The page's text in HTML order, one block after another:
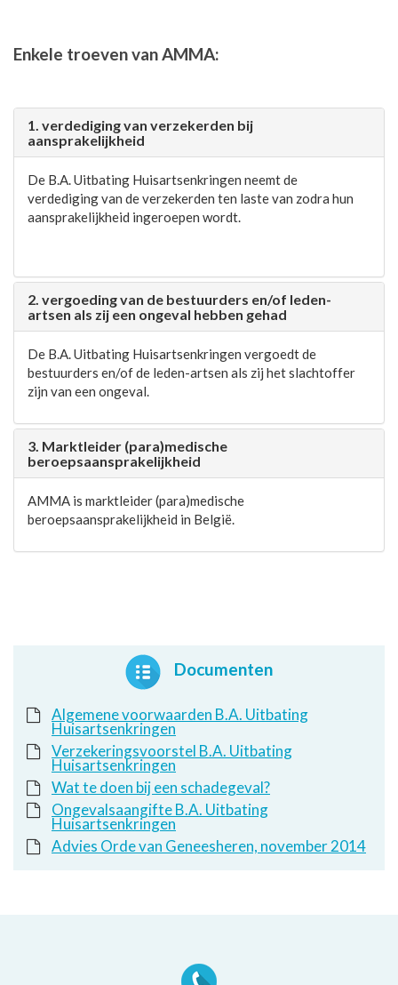
Enkele troeven van AMMA:
1. verdediging van verzekerden bij
aansprakelijkheid
De B.A. Uitbating Huisartsenkringen neemt de
verdediging van de verzekerden ten laste van zodra hun
aansprakelijkheid ingeroepen wordt.
2. vergoeding van de bestuurders en/of leden-
artsen als zij een ongeval hebben gehad
De B.A. Uitbating Huisartsenkringen vergoedt de
bestuurders en/of de leden-artsen als zij het slachtoffer
zijn van een ongeval.
3. Marktleider (para)medische
beroepsaansprakelijkheid
AMMA is marktleider (para)medische
beroepsaansprakelijkheid in België.
Documenten
Algemene voorwaarden B.A. Uitbating
Huisartsenkringen
Verzekeringsvoorstel B.A. Uitbating
Huisartsenkringen
Wat te doen bij een schadegeval?
Ongevalsaangifte B.A. Uitbating
Huisartsenkringen
Advies Orde van Geneesheren, november 2014